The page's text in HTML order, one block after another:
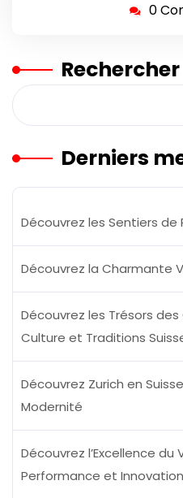
0
Rechercher
Derniers
Découvrez les Sentiers de
Découvrez la Charmante
Découvrez les Trésors des
Culture et Traditions
Découvrez Zurich en
Modernité
Découvrez l’Excellence du
Performance et